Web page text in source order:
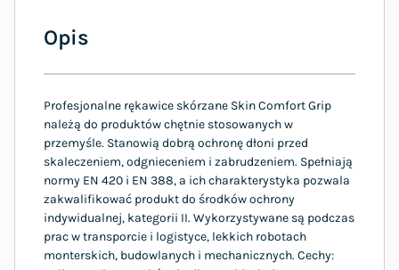
Opis
Profesjonalne rękawice skórzane Skin Comfort Grip
należą do produktów chętnie stosowanych w
przemyśle. Stanowią dobrą ochronę dłoni przed
skaleczeniem, odgnieceniem i zabrudzeniem. Spełniają
normy EN 420 i EN 388, a ich charakterystyka pozwala
zakwalifikować produkt do środków ochrony
indywidualnej, kategorii II. Wykorzystywane są podczas
prac w transporcie i logistyce, lekkich robotach
monterskich, budowlanych i mechanicznych. Cechy: